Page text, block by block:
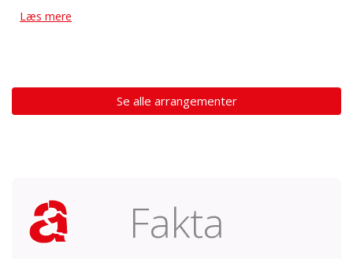
Læs mere
Se alle arrangementer
Fakta